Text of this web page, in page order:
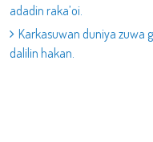
adadin raka’oi.
Karkasuwan duniya zuwa
dalilin hakan.